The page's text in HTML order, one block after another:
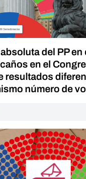
del PP en
en el
resultados
número de